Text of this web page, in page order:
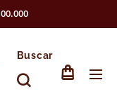
Buscar